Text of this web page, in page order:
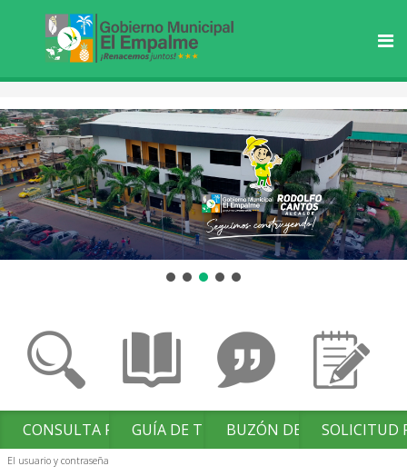
CONSULTA FACTURAS
El usuario y contraseña
GUÍA DE TRÁMITESBUZÓN DE SUGERENCIAS
SOLICITUD